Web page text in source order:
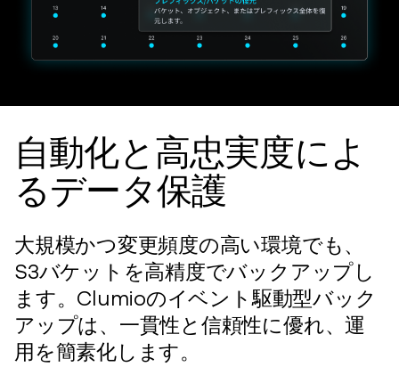
自動化と高忠実度によ
るデータ保護
大規模かつ変更頻度の高い環境でも、
S3バケットを高精度でバックアップし
ます。Clumioのイベント駆動型バック
アップは、一貫性と信頼性に優れ、運
用を簡素化します。